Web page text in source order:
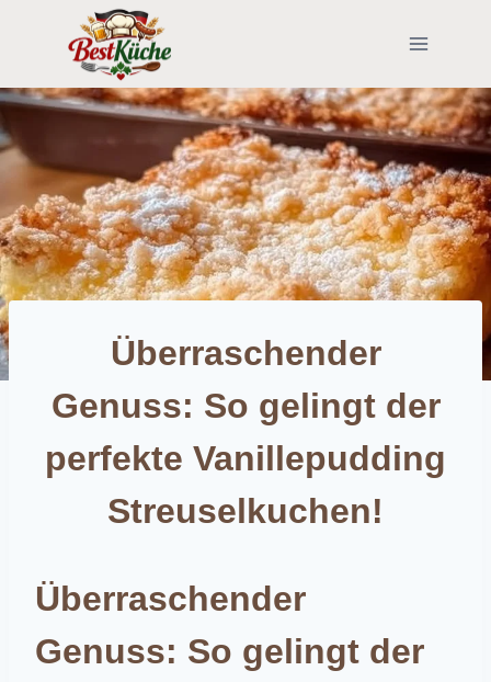
Überraschender
Genuss: So gelingt der
perfekte Vanillepudding
Streuselkuchen!
Überraschender
Genuss: So gelingt der